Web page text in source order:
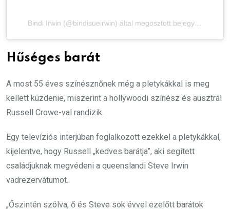
Bindi Irwin (@bindisueirwin) által megosztott bejegyzés
Hűséges barát
A most 55 éves színésznőnek még a pletykákkal is meg
kellett küzdenie, miszerint a hollywoodi színész és ausztrál
Russell Crowe-val randizik.
Egy televíziós interjúban foglalkozott ezekkel a pletykákkal,
kijelentve, hogy Russell „kedves barátja”, aki segített
családjuknak megvédeni a queenslandi Steve Irwin
vadrezervátumot.
„Őszintén szólva, ő és Steve sok évvel ezelőtt barátok